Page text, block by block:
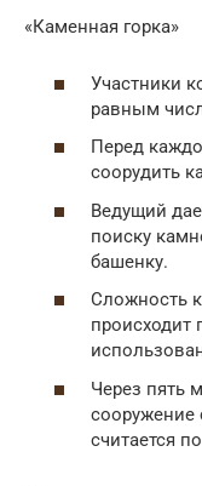
«Каменная горка»
Участники
равным
Перед
соорудить
Ведущий
поиску
башенку.
Сложность
происходит
Через пять
сооружение
считается